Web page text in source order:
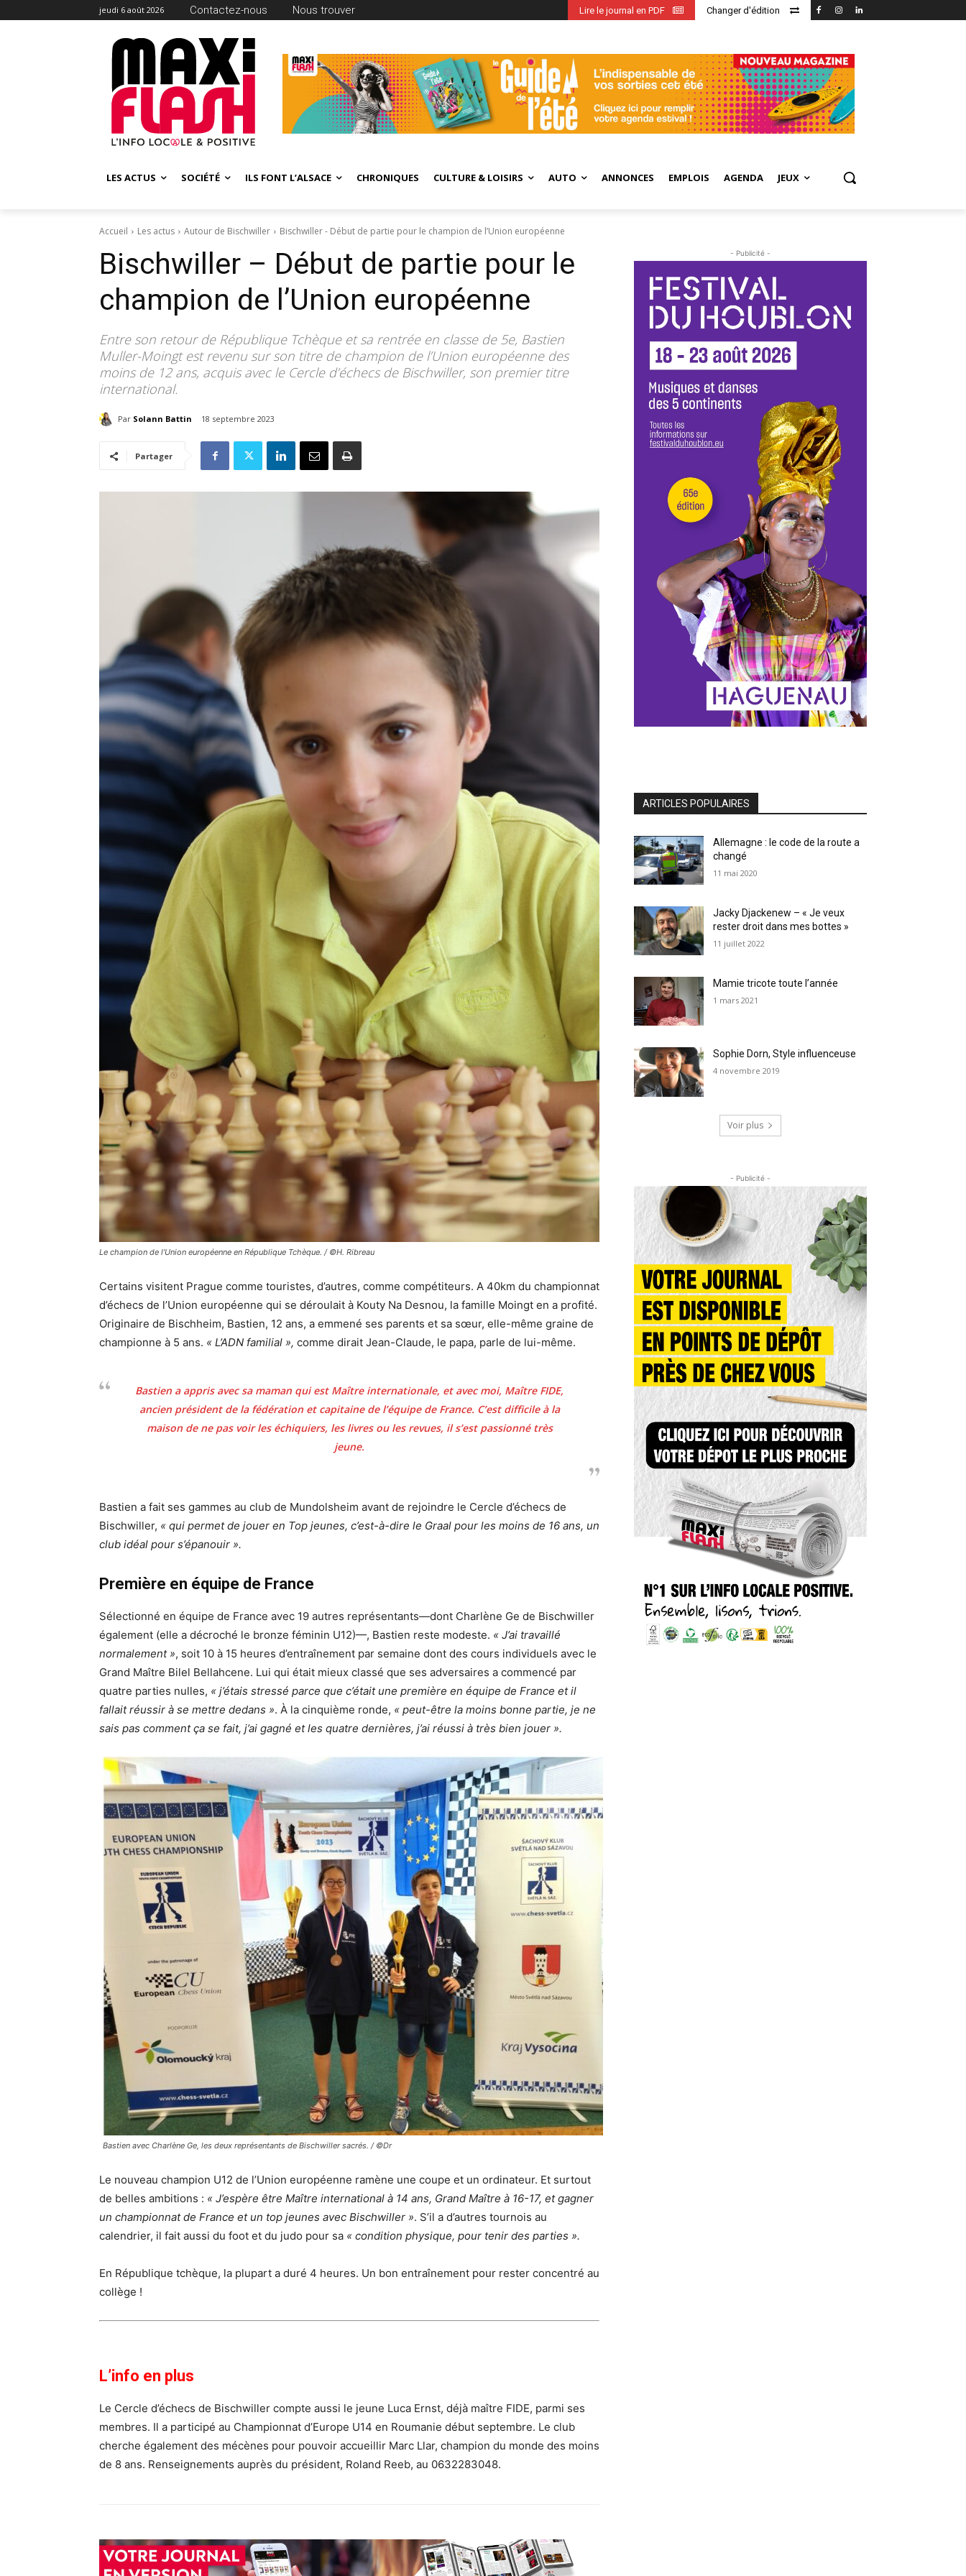
jeudi 6 août 2026 Contactez-nous Nous trouver Changer d'édition
Lire le journal en PDF
LES ACTUS SOCIÉTÉ ILS FONT L’ALSACE CHRONIQUES CULTURE & LOISIRS AUTO ANNONCES EMPLOIS AGENDA JEUX
Accueil Les actus Autour de Bischwiller Bischwiller - Début de partie pour le champion de l’Union européenne
Bischwiller – Début de partie pour le
champion de l’Union européenne
Entre son retour de République Tchèque et sa rentrée en classe de 5e, Bastien
Muller-Moingt est revenu sur son titre de champion de l’Union européenne des
moins de 12 ans, acquis avec le Cercle d’échecs de Bischwiller, son premier titre
international.
Par Solann Battin 18 septembre 2023
Partager
Le champion de l’Union européenne en République Tchèque. / ©H. Ribreau
Certains visitent Prague comme touristes, d’autres, comme compétiteurs. A 40km du championnat
d’échecs de l’Union européenne qui se déroulait à Kouty Na Desnou, la famille Moingt en a profité.
Originaire de Bischheim, Bastien, 12 ans, a emmené ses parents et sa sœur, elle-même graine de
championne à 5 ans. « L’ADN familial », comme dirait Jean-Claude, le papa, parle de lui-même.
Bastien a appris avec sa maman qui est Maître internationale, et avec moi, Maître FIDE,
ancien président de la fédération et capitaine de l’équipe de France. C’est difficile à la
maison de ne pas voir les échiquiers, les livres ou les revues, il s’est passionné très
jeune.
Bastien a fait ses gammes au club de Mundolsheim avant de rejoindre le Cercle d’échecs de
Bischwiller, « qui permet de jouer en Top jeunes, c’est-à-dire le Graal pour les moins de 16 ans, un
club idéal pour s’épanouir ».
Première en équipe de France
Sélectionné en équipe de France avec 19 autres représentants—dont Charlène Ge de Bischwiller
également (elle a décroché le bronze féminin U12)—, Bastien reste modeste. « J’ai travaillé
normalement », soit 10 à 15 heures d’entraînement par semaine dont des cours individuels avec le
Grand Maître Bilel Bellahcene. Lui qui était mieux classé que ses adversaires a commencé par
quatre parties nulles, « j’étais stressé parce que c’était une première en équipe de France et il
fallait réussir à se mettre dedans ». À la cinquième ronde, « peut-être la moins bonne partie, je ne
sais pas comment ça se fait, j’ai gagné et les quatre dernières, j’ai réussi à très bien jouer ».
Bastien avec Charlène Ge, les deux représentants de Bischwiller sacrés. / ©Dr
Le nouveau champion U12 de l’Union européenne ramène une coupe et un ordinateur. Et surtout
de belles ambitions : « J’espère être Maître international à 14 ans, Grand Maître à 16-17, et gagner
un championnat de France et un top jeunes avec Bischwiller ». S’il a d’autres tournois au
calendrier, il fait aussi du foot et du judo pour sa « condition physique, pour tenir des parties ».
En République tchèque, la plupart a duré 4 heures. Un bon entraînement pour rester concentré au
collège !
L’info en plus
Le Cercle d’échecs de Bischwiller compte aussi le jeune Luca Ernst, déjà maître FIDE, parmi ses
membres. Il a participé au Championnat d’Europe U14 en Roumanie début septembre. Le club
cherche également des mécènes pour pouvoir accueillir Marc Llar, champion du monde des moins
de 8 ans. Renseignements auprès du président, Roland Reeb, au 0632283048.
- Publicité -
ARTICLES POPULAIRES
Allemagne : le code de la route a
changé
11 mai 2020
Jacky Djackenew – « Je veux
rester droit dans mes bottes »
11 juillet 2022
Mamie tricote toute l’année
1 mars 2021
Sophie Dorn, Style influenceuse
4 novembre 2019
Voir plus
- Publicité -